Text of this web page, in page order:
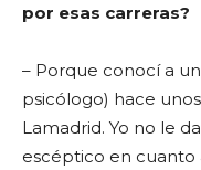
por esas carreras?
– Porque conocí a
psicólogo) hace
Lamadrid. Yo no le
escéptico en cuanto